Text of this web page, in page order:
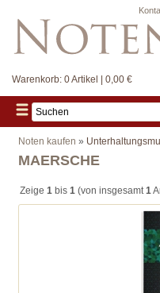
Warenkorb: 0 Artikel | 0,00 €
Noten kaufen »
MAERSCHE
Zeige 1 bis 1 (von insgesamt1